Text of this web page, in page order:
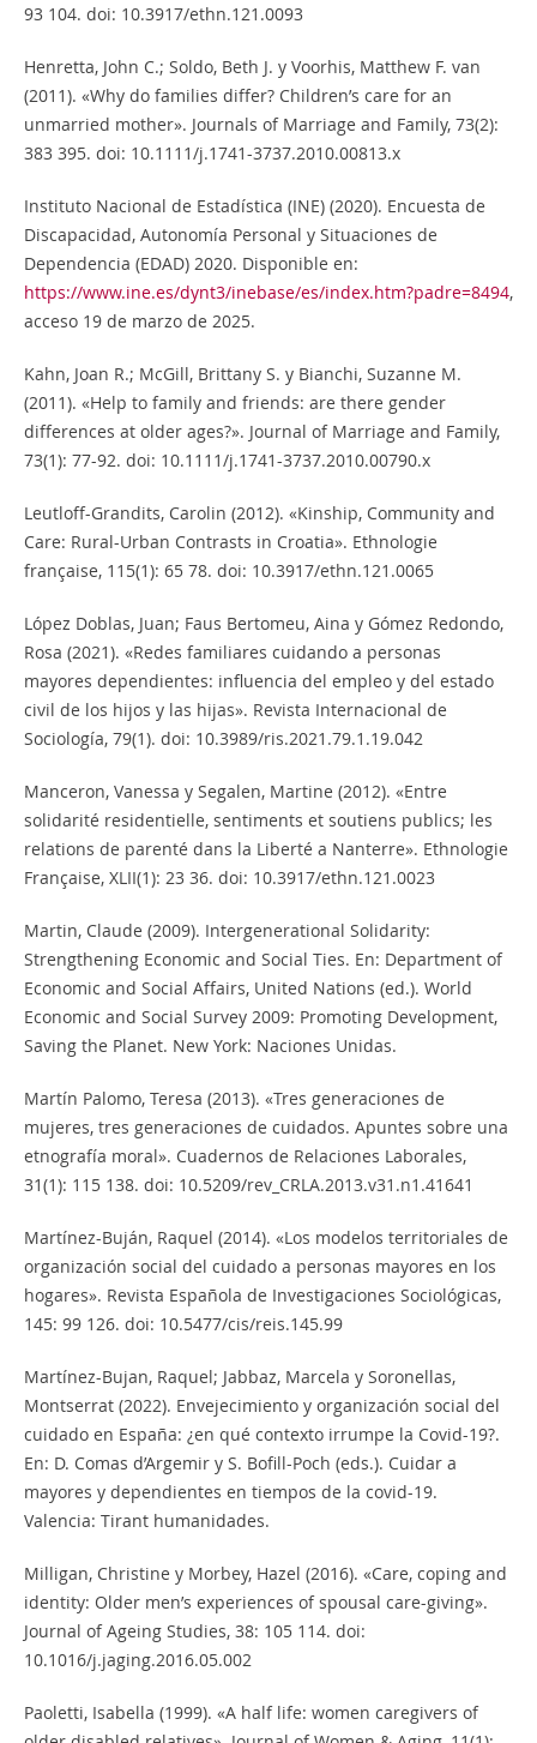
93 104. doi: 10.3917/ethn.121.0093
Henretta, John C.; Soldo, Beth J. y Voorhis, Matthew F. van
(2011). «Why do families differ? Children’s care for an
unmarried mother». Journals of Marriage and Family, 73(2):
383 395. doi: 10.1111/j.1741-3737.2010.00813.x
Instituto Nacional de Estadística (INE) (2020). Encuesta de
Discapacidad, Autonomía Personal y Situaciones de
Dependencia (EDAD) 2020. Disponible en:
https://www.ine.es/dynt3/inebase/es/index.htm?padre=8494,
acceso 19 de marzo de 2025.
Kahn, Joan R.; McGill, Brittany S. y Bianchi, Suzanne M.
(2011). «Help to family and friends: are there gender
differences at older ages?». Journal of Marriage and Family,
73(1): 77-92. doi: 10.1111/j.1741-3737.2010.00790.x
Leutloff-Grandits, Carolin (2012). «Kinship, Community and
Care: Rural-Urban Contrasts in Croatia». Ethnologie
française, 115(1): 65 78. doi: 10.3917/ethn.121.0065
López Doblas, Juan; Faus Bertomeu, Aina y Gómez Redondo,
Rosa (2021). «Redes familiares cuidando a personas
mayores dependientes: influencia del empleo y del estado
civil de los hijos y las hijas». Revista Internacional de
Sociología, 79(1). doi: 10.3989/ris.2021.79.1.19.042
Manceron, Vanessa y Segalen, Martine (2012). «Entre
solidarité residentielle, sentiments et soutiens publics; les
relations de parenté dans la Liberté a Nanterre». Ethnologie
Française, XLII(1): 23 36. doi: 10.3917/ethn.121.0023
Martin, Claude (2009). Intergenerational Solidarity:
Strengthening Economic and Social Ties. En: Department of
Economic and Social Affairs, United Nations (ed.). World
Economic and Social Survey 2009: Promoting Development,
Saving the Planet. New York: Naciones Unidas.
Martín Palomo, Teresa (2013). «Tres generaciones de
mujeres, tres generaciones de cuidados. Apuntes sobre una
etnografía moral». Cuadernos de Relaciones Laborales,
31(1): 115 138. doi: 10.5209/rev_CRLA.2013.v31.n1.41641
Martínez-Buján, Raquel (2014). «Los modelos territoriales de
organización social del cuidado a personas mayores en los
hogares». Revista Española de Investigaciones Sociológicas,
145: 99 126. doi: 10.5477/cis/reis.145.99
Martínez-Bujan, Raquel; Jabbaz, Marcela y Soronellas,
Montserrat (2022). Envejecimiento y organización social del
cuidado en España: ¿en qué contexto irrumpe la Covid-19?.
En: D. Comas d’Argemir y S. Bofill-Poch (eds.). Cuidar a
mayores y dependientes en tiempos de la covid-19.
Valencia: Tirant humanidades.
Milligan, Christine y Morbey, Hazel (2016). «Care, coping and
identity: Older men’s experiences of spousal care-giving».
Journal of Ageing Studies, 38: 105 114. doi:
10.1016/j.jaging.2016.05.002
Paoletti, Isabella (1999). «A half life: women caregivers of